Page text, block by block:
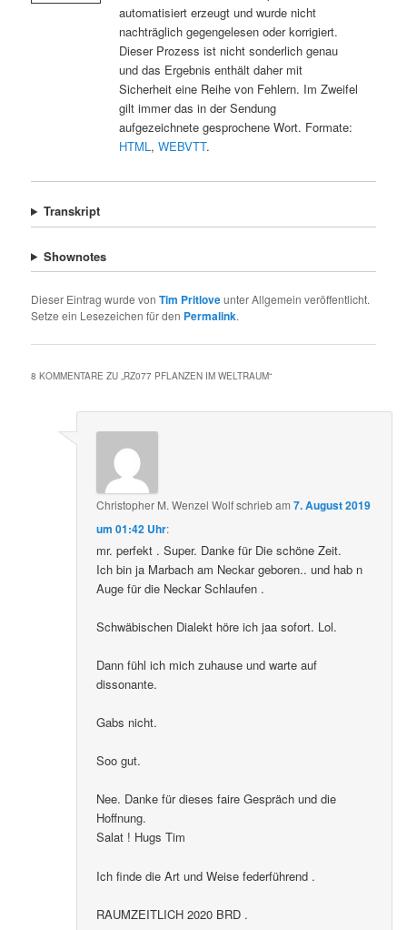
automatisiert erzeugt und wurde nicht
nachträglich gegengelesen oder korrigiert.
Dieser Prozess ist nicht sonderlich genau
und das Ergebnis enthält daher mit
Sicherheit eine Reihe von Fehlern. Im Zweifel
gilt immer das in der Sendung
aufgezeichnete gesprochene Wort. Formate:
HTML, WEBVTT.
Transkript
Shownotes
Dieser Eintrag wurde vonTim Pritloveunter Allgemein veröffentlicht.
Setze ein Lesezeichen für den Permalink.
8 KOMMENTARE ZU „ RZ077 PFLANZEN IM WELTRAUM“
Christopher M. Wenzel Wolfschriebam7. August 2019
um 01:42 Uhr:
mr. perfekt . Super. Danke für Die schöne Zeit.
Ich bin ja Marbach am Neckar geboren.. und hab n
Auge für die Neckar Schlaufen .
Schwäbischen Dialekt höre ich jaa sofort. Lol.
Dann fühl ich mich zuhause und warte auf
dissonante.
Gabs nicht.
Soo gut.
Nee. Danke für dieses faire Gespräch und die
Hoffnung.
Salat ! Hugs Tim
Ich finde die Art und Weise federführend .
RAUMZEITLICH 2020 BRD .